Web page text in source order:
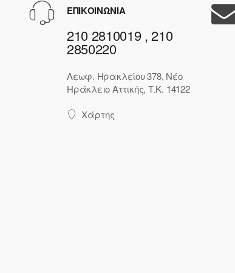
ΕΠΙΚΟΙΝΩΝΙΑ
210 2810019 , 210
2850220
Λεωφ. Ηρακλείου 378, Νέο
Ηράκλειο Αττικής, Τ.Κ. 14122
Χάρτης